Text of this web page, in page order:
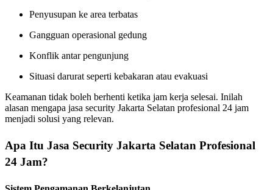
Penyusupan ke area terbatas
Gangguan operasional gedung
Konflik antar pengunjung
Situasi darurat seperti kebakaran atau evakuasi
Keamanan tidak boleh berhenti ketika jam kerja selesai. Inilah
alasan mengapa jasa security Jakarta Selatan profesional 24 jam
menjadi solusi yang relevan.
Apa Itu Jasa Security Jakarta Selatan Profesional
24 Jam?